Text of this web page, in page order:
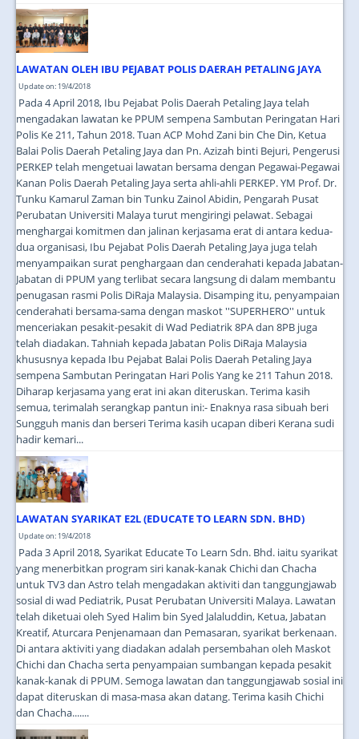
LAWATAN OLEH IBU PEJABAT POLIS DAERAH PETALING JAYA
Update on: 19/4/2018
Pada 4 April 2018, Ibu Pejabat Polis Daerah Petaling Jaya telah
mengadakan lawatan ke PPUM sempena Sambutan Peringatan Hari
Polis Ke 211, Tahun 2018. Tuan ACP Mohd Zani bin Che Din, Ketua
Balai Polis Daerah Petaling Jaya dan Pn. Azizah binti Bejuri, Pengerusi
PERKEP telah mengetuai lawatan bersama dengan Pegawai-Pegawai
Kanan Polis Daerah Petaling Jaya serta ahli-ahli PERKEP. YM Prof. Dr.
Tunku Kamarul Zaman bin Tunku Zainol Abidin, Pengarah Pusat
Perubatan Universiti Malaya turut mengiringi pelawat. Sebagai
menghargai komitmen dan jalinan kerjasama erat di antara kedua-
dua organisasi, Ibu Pejabat Polis Daerah Petaling Jaya juga telah
menyampaikan surat penghargaan dan cenderahati kepada Jabatan-
Jabatan di PPUM yang terlibat secara langsung di dalam membantu
penugasan rasmi Polis DiRaja Malaysia. Disamping itu, penyampaian
cenderahati bersama-sama dengan maskot ''SUPERHERO'' untuk
menceriakan pesakit-pesakit di Wad Pediatrik 8PA dan 8PB juga
telah diadakan. Tahniah kepada Jabatan Polis DiRaja Malaysia
khususnya kepada Ibu Pejabat Balai Polis Daerah Petaling Jaya
sempena Sambutan Peringatan Hari Polis Yang ke 211 Tahun 2018.
Diharap kerjasama yang erat ini akan diteruskan. Terima kasih
semua, terimalah serangkap pantun ini:- Enaknya rasa sibuah beri
Sungguh manis dan berseri Terima kasih ucapan diberi Kerana sudi
hadir kemari...
LAWATAN SYARIKAT E2L (EDUCATE TO LEARN SDN. BHD)
Update on: 19/4/2018
Pada 3 April 2018, Syarikat Educate To Learn Sdn. Bhd. iaitu syarikat
yang menerbitkan program siri kanak-kanak Chichi dan Chacha
untuk TV3 dan Astro telah mengadakan aktiviti dan tanggungjawab
sosial di wad Pediatrik, Pusat Perubatan Universiti Malaya. Lawatan
telah diketuai oleh Syed Halim bin Syed Jalaluddin, Ketua, Jabatan
Kreatif, Aturcara Penjenamaan dan Pemasaran, syarikat berkenaan.
Di antara aktiviti yang diadakan adalah persembahan oleh Maskot
Chichi dan Chacha serta penyampaian sumbangan kepada pesakit
kanak-kanak di PPUM. Semoga lawatan dan tanggungjawab sosial ini
dapat diteruskan di masa-masa akan datang. Terima kasih Chichi
dan Chacha.......